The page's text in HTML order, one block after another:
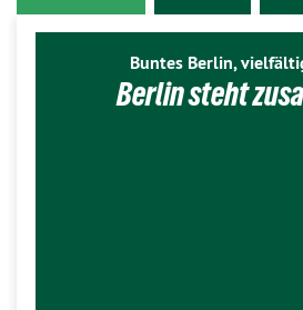
Buntes Berlin,
Berlin steht